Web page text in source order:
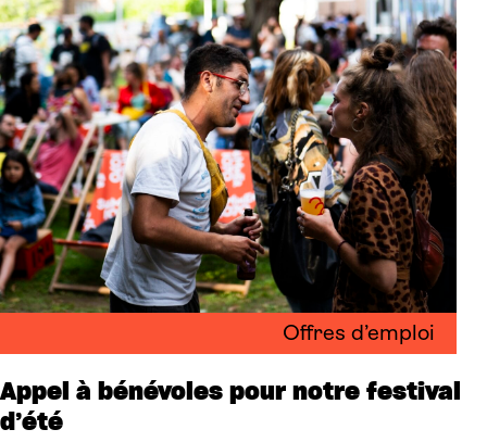
Offres d’emploi
Appel à bénévoles pour notre festival
d’été